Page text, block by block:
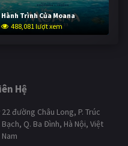
Hành Trình Của Moana
488,081 lượt xem
Hệ
22 đường Châu Long, P. Trúc
Bạch, Q. Ba Đình, Hà Nội, Việt
Nam